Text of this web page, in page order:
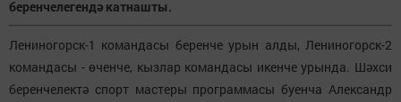
беренчелегендә катнашты.
Лениногорск-1 командасы беренче урын алды, Лениногорск-2
командасы - өченче, кызлар командасы икенче урында. Шәхси
беренчелектә спорт мастеры программасы буенча Александр